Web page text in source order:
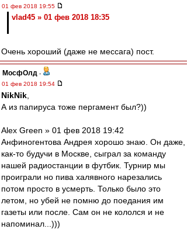
01 фев 2018 19:55
vlad45 » 01 фев 2018 18:35
Очень хороший (даже не мессага) пост.
МосфОлд -
01 фев 2018 19:54
NikNik
А из папируса тоже пергамент был?))
Alex Green » 01 фев 2018 19:42
Анфиногентова Андрея хорошо знаю. Он даже,
как-то будучи в Москве, сыграл за команду
нашей радиостанции в футбик. Турнир мы
проиграли но пива халявного нарезались
потом просто в усмерть. Только было это
летом, но убей не помню до поедания им
газеты или после. Сам он не кололся и не
напоминал...)))